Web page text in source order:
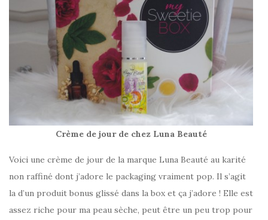
Crème de jour de chez Luna Beauté
Voici une crème de jour de la marque Luna Beauté au karité
non raffiné dont j’adore le packaging vraiment pop. Il s’agit
la d’un produit bonus glissé dans la box et ça j’adore ! Elle est
assez riche pour ma peau sèche, peut être un peu trop pour